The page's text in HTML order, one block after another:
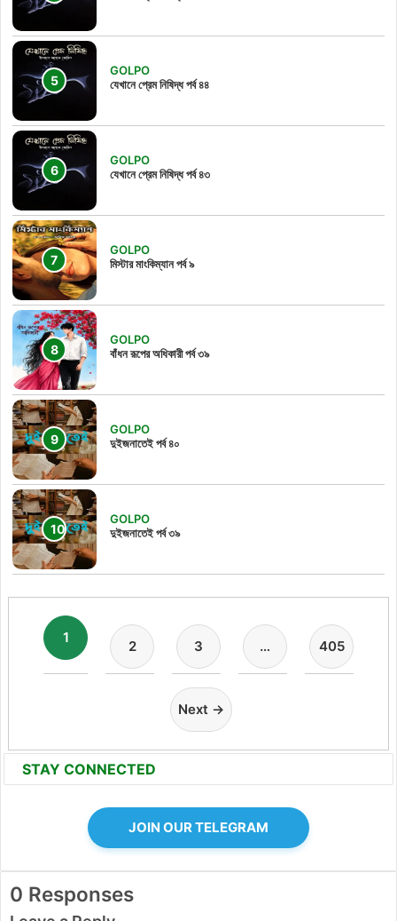
GOLPO
যেখানে প্রেম নিষিদ্ধ পর্ব ৪৪
GOLPO
যেখানে প্রেম নিষিদ্ধ পর্ব ৪৩
GOLPO
মিস্টার মাংকিম্যান পর্ব ৯
GOLPO
বাঁধন রূপের অধিকারী পর্ব ৩৯
GOLPO
দুইজনাতেই পর্ব ৪০
GOLPO
দুইজনাতেই পর্ব ৩৯
1
2 3 … 405
Next →
STAY CONNECTED
JOIN OUR TELEGRAM
0 Responses